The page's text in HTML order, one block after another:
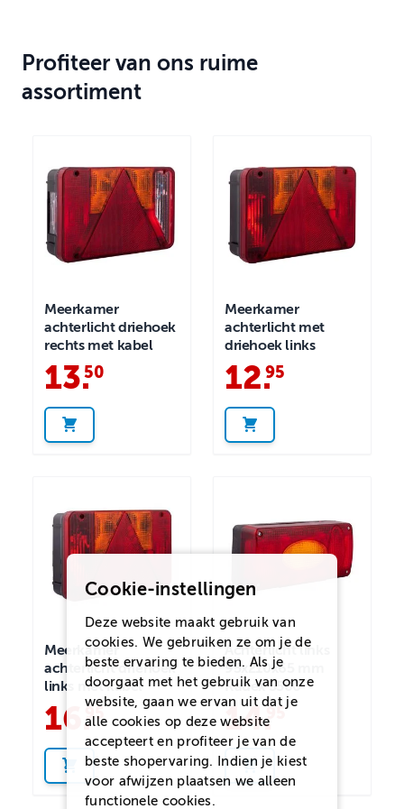
Profiteer van ons ruime
assortiment
Meerkamer
achterlicht driehoek
rechts met kabel
13.
50
Meerkamer
achterlicht met
driehoek links
12.
95
Meerkamer
achterlicht driehoek
links met kabel
16 .95
Achterlicht links
95x210x65 mm
Radex 5500
14.95
Cookie-instellingen
Deze website maakt gebruik van
cookies. We gebruiken ze om je de
beste ervaring te bieden. Als je
doorgaat met het gebruik van onze
website, gaan we ervan uit dat je
alle cookies op deze website
accepteert en profiteer je van de
beste shopervaring. Indien je kiest
voor afwijzen plaatsen we alleen
functionele cookies.